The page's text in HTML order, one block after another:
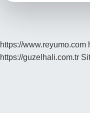
https://www.reyumo.com
https://guzelhali.com.tr